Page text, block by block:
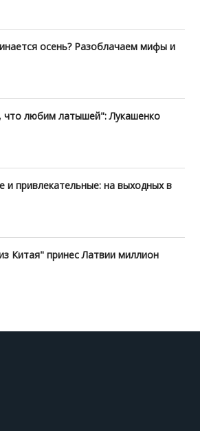
осень? Разоблачаем мифы и
что любим латышей": Лукашенко
привлекательные: на выходных в
Китая" принес Латвии миллион